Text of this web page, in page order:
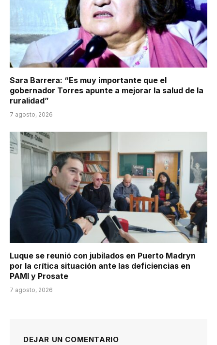
Sara Barrera: “Es muy importante que el
gobernador Torres apunte a mejorar la salud de la
ruralidad”
7 agosto, 2026
Luque se reunió con jubilados en Puerto Madryn
por la crítica situación ante las deficiencias en
PAMI y Prosate
7 agosto, 2026
DEJAR UN COMENTARIO